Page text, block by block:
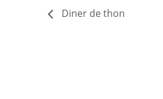
Diner de thon